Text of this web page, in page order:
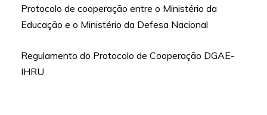
Protocolo de cooperação entre o Ministério da
Educação e o Ministério da Defesa Nacional
Regulamento do Protocolo de Cooperação DGAE-
IHRU